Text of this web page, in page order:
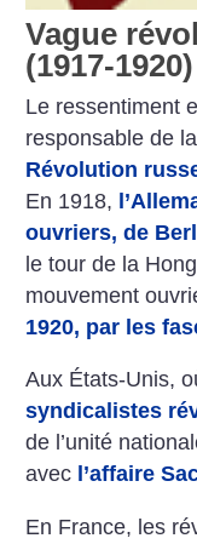
Vague
(1917-1920)
Le ressentiment
responsable de
Révolution
En 1918,
ouvriers, de
le tour de la
mouvement
1920, par les
Aux États-Unis,
syndicalistes
de l’unité
avec l’affaire
En France, les